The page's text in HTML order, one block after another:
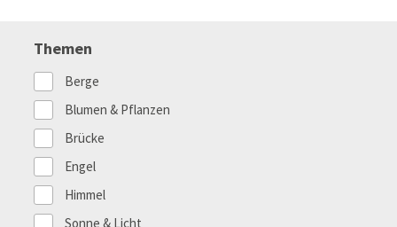
Themen
Berge
Blumen & Pflanzen
Brücke
Engel
Himmel
Sonne & Licht